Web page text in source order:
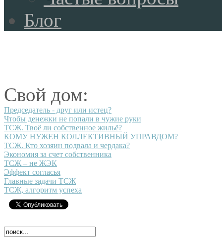
Блог
Свой дом:
Председатель - друг или истец?
Чтобы денежки не попали в чужие руки
ТСЖ. Твоё ли собственное жильё?
КОМУ НУЖЕН КОЛЛЕКТИВНЫЙ УПРАВДОМ?
ТСЖ. Кто хозяин подвала и чердака?
Экономия за счет собственника
ТСЖ – не ЖЭК
Эффект согласья
Главные задачи ТСЖ
ТСЖ, алгоритм успеха